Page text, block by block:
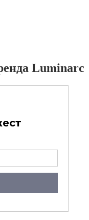
Luminarc